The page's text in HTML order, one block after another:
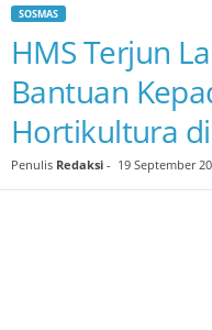
SOSMAS
HMS Terjun
Bantuan
Hortikultura
Penulis Redaksi - 19 September